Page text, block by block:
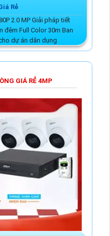
Rẻ
2.0 MP Giải pháp tiết
đêm Full Color 30m Ban
dự án dân dụng
GIÁ RẺ 4MP